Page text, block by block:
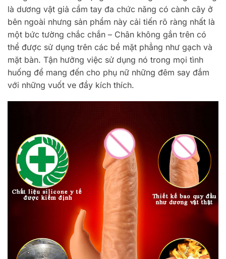
là dương vật giả cầm tay đa chức năng có cành cây ở
bên ngoài nhưng sản phẩm này cải tiến rõ ràng nhất là
một bức tường chắc chắn – Chân không gắn trên có
thể được sử dụng trên các bề mặt phẳng như gạch và
mặt bàn. Tận hưởng việc sử dụng nó trong mọi tình
huống để mang đến cho phụ nữ những đêm say đắm
với những vuốt ve đầy kích thích.